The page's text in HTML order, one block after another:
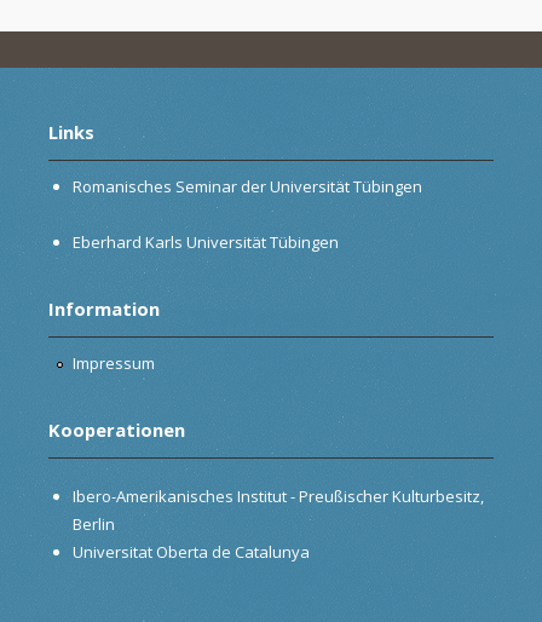
Links
Romanisches Seminar der Universität Tübingen
Eberhard Karls Universität Tübingen
Information
Impressum
Kooperationen
Ibero-Amerikanisches Institut - Preußischer Kulturbesitz,
Berlin
Universitat Oberta de Catalunya